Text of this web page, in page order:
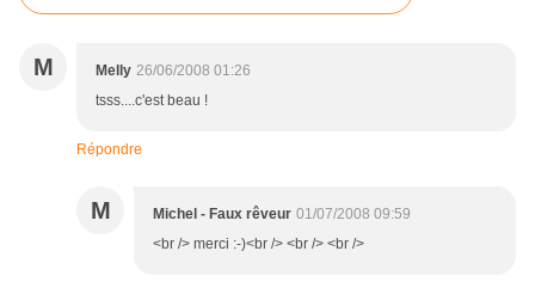
M Melly 26/06/2008 01:26
tsss....c'est beau !
Répondre
M Michel - Faux rêveur 01/07/2008 09:59
<br /> merci :-)<br /> <br /> <br />